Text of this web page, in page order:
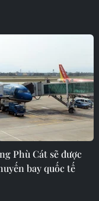
Phù Cát sẽ được
bay quốc tế